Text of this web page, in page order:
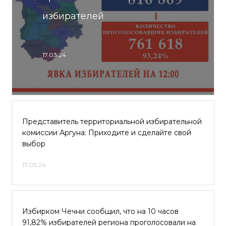
избирателей
17.03.24
Представитель территориальной избирательной
комиссии Аргуна: Приходите и сделайте свой
выбор
17.03.24
Избирком Чечни сообщил, что на 10 часов
91,82% избирателей региона проголосовали на